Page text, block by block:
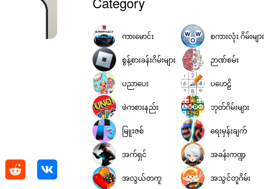
ကားမောင်း စကားလုံး ဂိမ်းများ
စွန့်စားခန်းဂိမ်းများ ဉာဏ်စမ်း
ပညာပေး ပဟေဠိ
ဖဲကစားနည်း ဘုတ်ဂိမ်းများ
မြူးဇစ် ရေးမှန်းချက်
အက်ရှင် အခန်းကဏ္ဍ
အလွယ်တကူ အသွင်တူဂိမ်း